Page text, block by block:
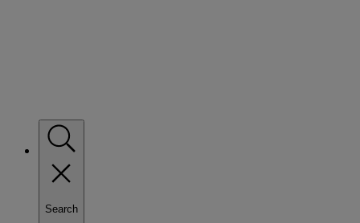
Search